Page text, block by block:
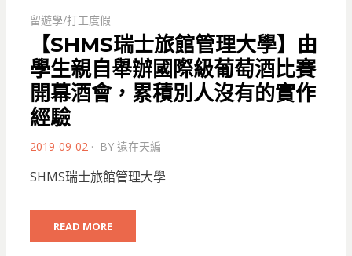
留遊學/打工度假
【SHMS瑞士旅館管理大學】由
學生親自舉辦國際級葡萄酒比賽
開幕酒會，累積別人沒有的實作
經驗
POSTED
2019-09-02 BY 遠在天編
SHMS瑞士旅館管理大學
READ MORE